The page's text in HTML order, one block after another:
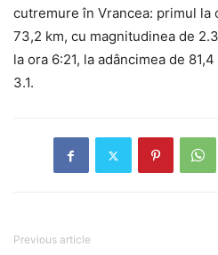
cutremure în Vrancea: primul la
73,2 km, cu magnitudinea de
la ora 6:21, la adâncimea de
3.1.
Previous article